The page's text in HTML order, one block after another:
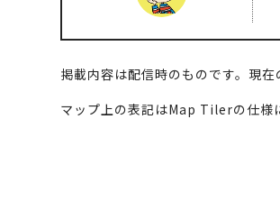
掲載内容は配信時のものです。現
マップ上の表記はMap Tilerの仕様